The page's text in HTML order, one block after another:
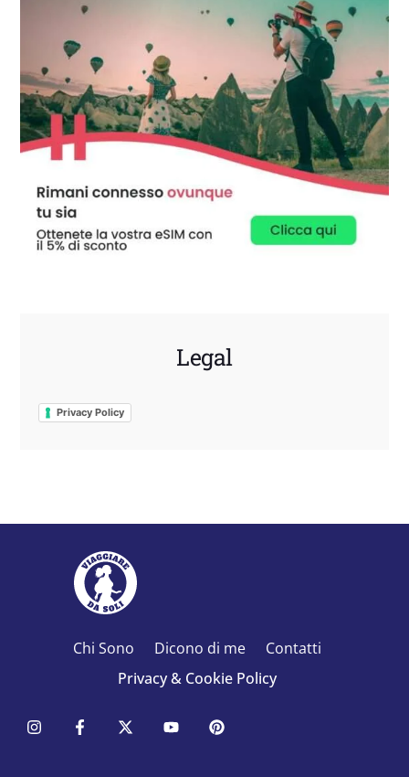
Legal
Privacy Policy
Chi Sono Dicono di me
Contatti
Privacy & Cookie Policy